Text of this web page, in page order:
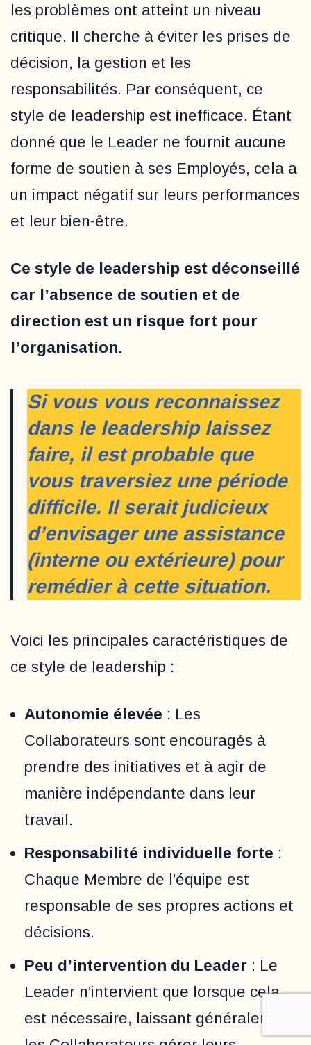
les problèmes ont atteint un niveau
critique. Il cherche à éviter les prises de
décision, la gestion et les
responsabilités. Par conséquent, ce
style de leadership est inefficace. Étant
donné que le Leader ne fournit aucune
forme de soutien à ses Employés, cela a
un impact négatif sur leurs performances
et leur bien-être.
Ce style de leadership est déconseillé
car l’absence de soutien et de
direction est un risque fort pour
l’organisation.
Si vous vous reconnaissez
dans le leadership laissez
faire, il est probable que
vous traversiez une période
difficile. Il serait judicieux
d’envisager une assistance
(interne ou extérieure) pour
remédier à cette situation.
Voici les principales caractéristiques de
ce style de leadership :
Autonomie élevée : Les
Collaborateurs sont encouragés à
prendre des initiatives et à agir de
manière indépendante dans leur
travail.
Responsabilité individuelle forte :
Chaque Membre de l’équipe est
responsable de ses propres actions et
décisions.
Peu d’intervention du Leader : Le
Leader n’intervient que lorsque cela
est nécessaire, laissant généralement